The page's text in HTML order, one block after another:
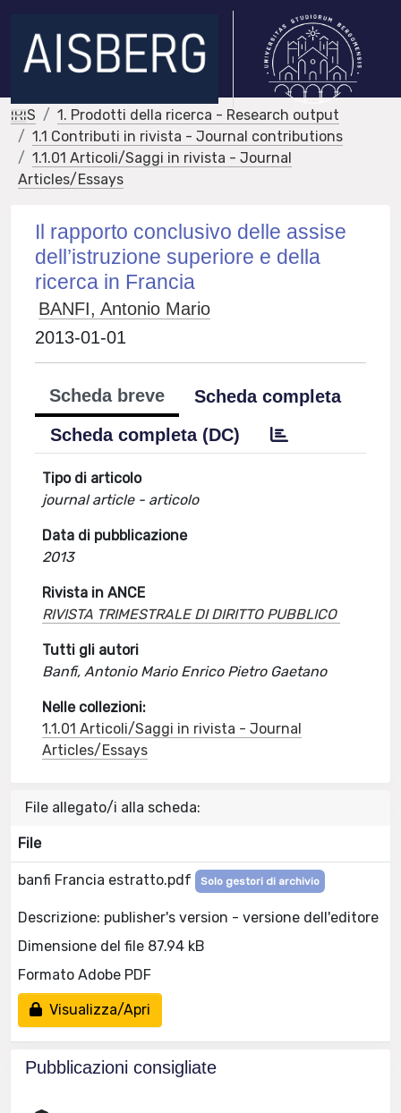
IRIS
1. Prodotti della ricerca - Research output
1.1 Contributi in rivista - Journal contributions
1.1.01 Articoli/Saggi in rivista - Journal
Articles/Essays
Il rapporto conclusivo delle assise
dell’istruzione superiore e della
ricerca in Francia
BANFI, Antonio Mario
2013-01-01
Scheda breve
Scheda completa
Scheda completa (DC)
Tipo di articolo
journal article - articolo
Data di pubblicazione
2013
Rivista in ANCE
RIVISTA TRIMESTRALE DI DIRITTO PUBBLICO
Tutti gli autori
Banfi, Antonio Mario Enrico Pietro Gaetano
Nelle collezioni:
1.1.01 Articoli/Saggi in rivista - Journal
Articles/Essays
File allegato/i alla scheda:
File
banfi Francia estratto.pdf Solo gestori di archivio
Descrizione: publisher's version - versione dell'editore
Dimensione del file 87.94 kB
Formato Adobe PDF
Visualizza/Apri
Pubblicazioni consigliate